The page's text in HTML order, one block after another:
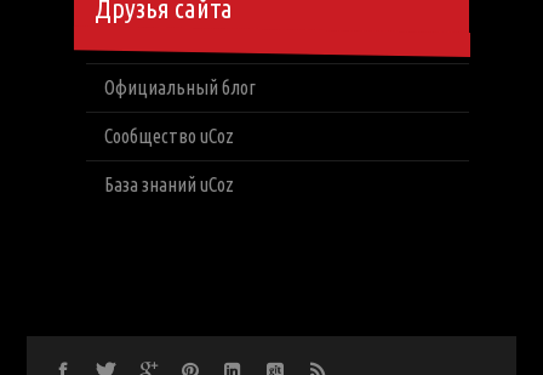
Друзья сайта
Официальный блог
Сообщество uCoz
База знаний uCoz